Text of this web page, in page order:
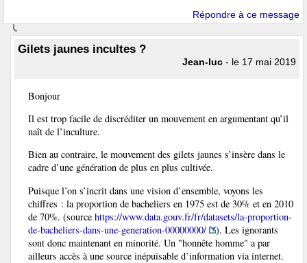
Répondre à ce message
Gilets jaunes incultes ?
Jean-luc - le 17 mai 2019
Bonjour
Il est trop facile de discréditer un mouvement en argumentant qu’il
naît de l’inculture.
Bien au contraire, le mouvement des gilets jaunes s’insère dans le
cadre d’une génération de plus en plus cultivée.
Puisque l’on s’incrit dans une vision d’ensemble, voyons les
chiffres : la proportion de bacheliers en 1975 est de 30% et en 2010
de 70%. (source https://www.data.gouv.fr/fr/datasets/la-proportion-
de-bacheliers-dans-une-generation-00000000/
). Les ignorants
sont donc maintenant en minorité. Un "honnête homme" a par
ailleurs accès à une source inépuisable d’information via internet.